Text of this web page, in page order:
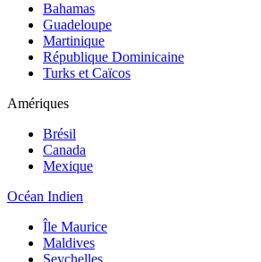
Bahamas
Guadeloupe
Martinique
République Dominicaine
Turks et Caïcos
Amériques
Brésil
Canada
Mexique
Océan Indien
Île Maurice
Maldives